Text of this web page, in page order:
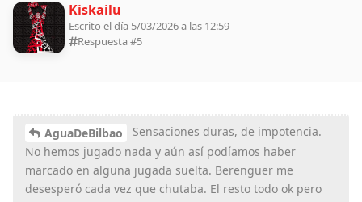
Kiskailu
Escrito el día 5/03/2026 a las 12:59
Respuesta #5
AguaDeBilbao
Sensaciones duras, de impotencia.
No hemos jugado nada y aún así podíamos haber
marcado en alguna jugada suelta. Berenguer me
desesperó cada vez que chutaba. El resto todo ok pero